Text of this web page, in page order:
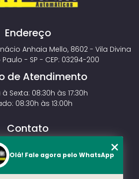
Endereço
Anhaia Mello, 8602 - Vila Divina
- SP - CEP: 03294-200
de Atendimento
Sexta: 08:30h às 17:30h
08:30h às 13:00h
Contato
4826
Olá! Fale agora pelo WhatsApp